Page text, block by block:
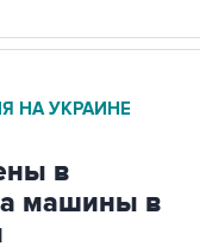
НА УКРАИНЕ
в
машины в